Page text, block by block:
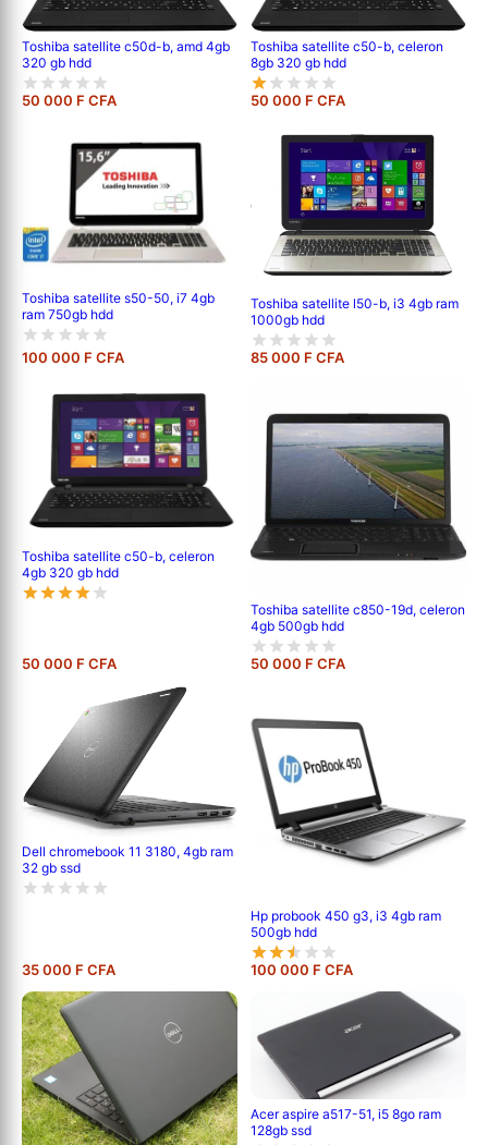
Toshiba satellite c50d-b, amd 4gb
320 gb hdd
50 000 F CFA
Toshiba satellite c50-b, celeron
8gb 320 gb hdd
50 000 F CFA
Toshiba satellite s50-50, i7 4gb
ram 750gb hdd
100 000 F CFA
Toshiba satellite l50-b, i3 4gb ram
1000gb hdd
85 000 F CFA
Toshiba satellite c50-b, celeron
4gb 320 gb hdd
50 000 F CFA
Toshiba satellite c850-19d, celeron
4gb 500gb hdd
50 000 F CFA
Dell chromebook 11 3180, 4gb ram
32 gb ssd
35 000 F CFA
Hp probook 450 g3, i3 4gb ram
500gb hdd
100 000 F CFA
Acer aspire a517-51, i5 8go ram
128gb ssd